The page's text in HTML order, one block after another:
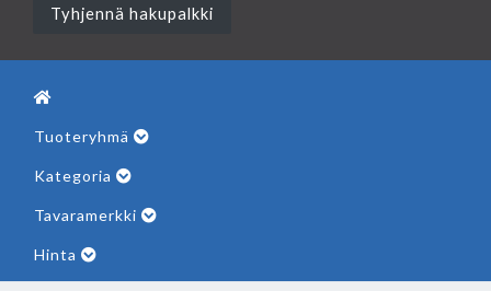
Tyhjennä hakupalkki
Tuoteryhmä
Kategoria
Tavaramerkki
Hinta